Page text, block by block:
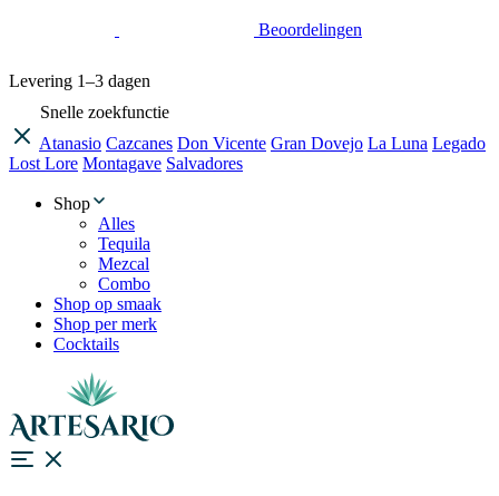
Beoordelingen
Levering 1–3 dagen
Snelle zoekfunctie
Atanasio Cazcanes Don Vicente Gran Dovejo La Luna Legado
Lost Lore Montagave Salvadores
Shop
Alles
Tequila
Mezcal
Combo
Shop op smaak
Shop per merk
Cocktails